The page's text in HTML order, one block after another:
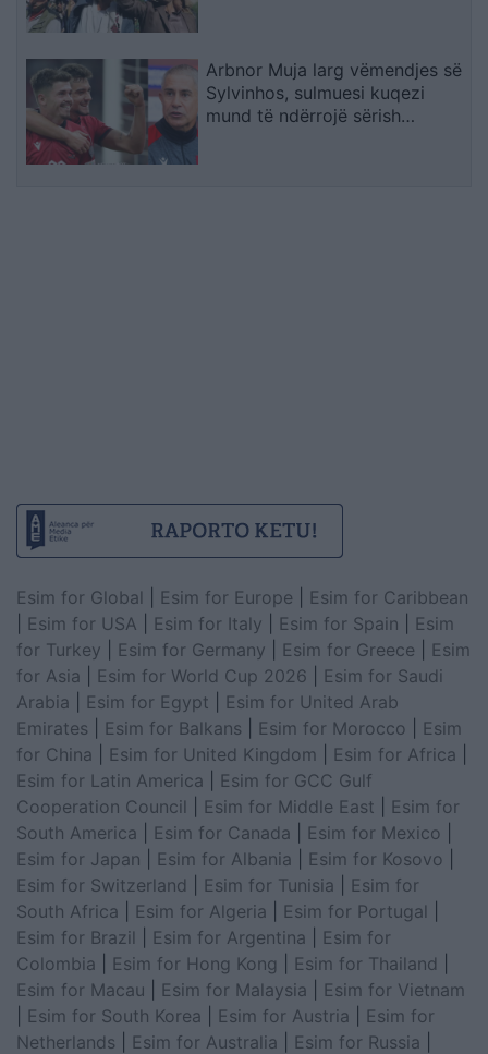
Arbnor Muja larg vëmendjes së
Sylvinhos, sulmuesi kuqezi
mund të ndërrojë sërish
Esim for Global Esim for Europe
Esim for Caribbean
Esim for USA Esim for Italy Esim for Spain
Esim
for Turkey
Esim for Germany Esim for Greece
Esim
for Asia
Esim for World Cup 2026
Esim for Saudi
Arabia
Esim for Egypt
Esim for United Arab
Emirates
Esim for Balkans Esim for Morocco
Esim
for China
Esim for United Kingdom Esim for Africa
Esim for Latin America
Esim for GCC Gulf
Cooperation Council
Esim for Middle East
Esim for
South America
Esim for Canada Esim for Mexico
Esim for Japan
Esim for Albania Esim for Kosovo
Esim for Switzerland
Esim for Tunisia
Esim for
South Africa
Esim for Algeria Esim for Portugal
Esim for Brazil
Esim for Argentina
Esim for
Colombia
Esim for Hong Kong Esim for Thailand
Esim for Macau
Esim for Malaysia
Esim for Vietnam
Esim for South Korea Esim for Austria
Esim for
Netherlands
Esim for Australia Esim for Russia